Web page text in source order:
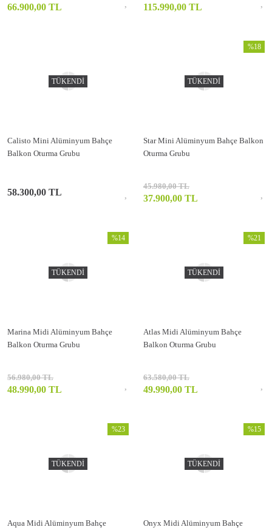
66.900,00 TL 115.990,00 TL
TÜKENDİ
Calisto Mini Alüminyum Bahçe
Balkon Oturma Grubu
58.300,00 TL
TÜKENDİ
Star Mini Alüminyum Bahçe Balkon
Oturma Grubu
%18
45.980,00 TL
37.900,00 TL
TÜKENDİ
Marina Midi Alüminyum Bahçe
Balkon Oturma Grubu
%14
56.980,00 TL
48.990,00 TL
TÜKENDİ
Atlas Midi Alüminyum Bahçe
Balkon Oturma Grubu
%21
63.580,00 TL
49.990,00 TL
TÜKENDİ
Aqua Midi Alüminyum Bahçe
%23
TÜKENDİ
Onyx Midi Alüminyum Bahçe
%15